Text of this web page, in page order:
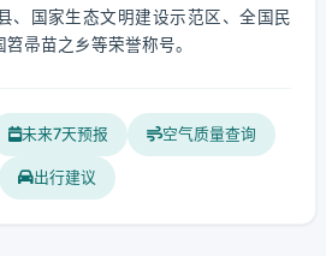
、国家生态文明建设示范区、全国民
帚苗之乡等荣誉称号。
未来7天预报 空气质量查询
出行建议